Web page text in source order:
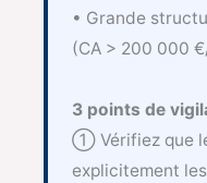
• Grande
(CA > 200 000
3 points de
① Vérifiez que
explicitement